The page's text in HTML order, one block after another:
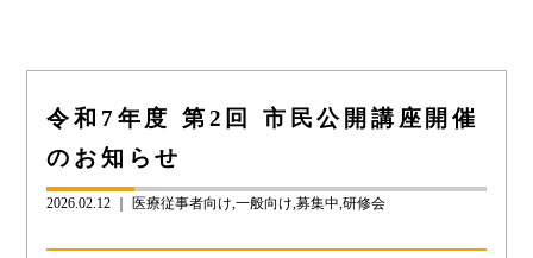
令和7年度 第2回 市民公開講座開催
のお知らせ
2026.02.12 ｜ 医療従事者向け 一般向け 募集中 研修会